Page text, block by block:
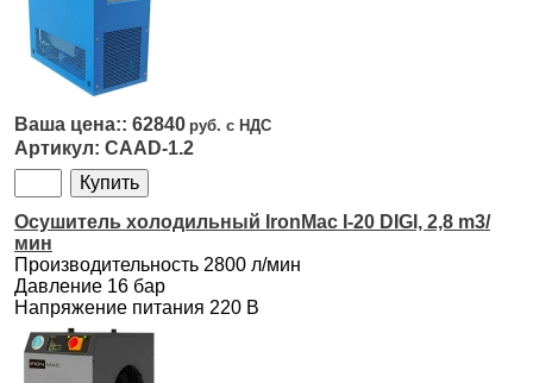
62840
CAAD-1.2
Осушитель холодильный IronMac I-20 DIGI, 2,8 m3/
мин
Производительность 2800 л/мин
Давление 16 бар
Напряжение питания 220 В